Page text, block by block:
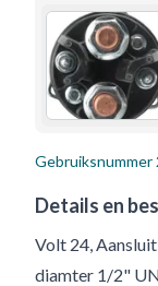
Gebruiksnummer
Details en
Volt 24,
diamter 1/2"